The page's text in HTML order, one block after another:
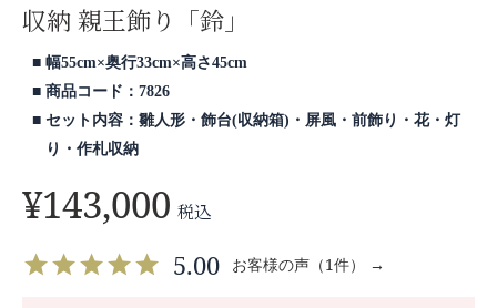
収納 親王飾り「鈴」
幅55cm×奥行33cm×高さ45cm
商品コード：7826
セット内容：雛人形・飾台(収納箱)・屏風・前飾り・花・灯
り・作札収納
¥143,000 税込
5.00 お客様の声（1件） →